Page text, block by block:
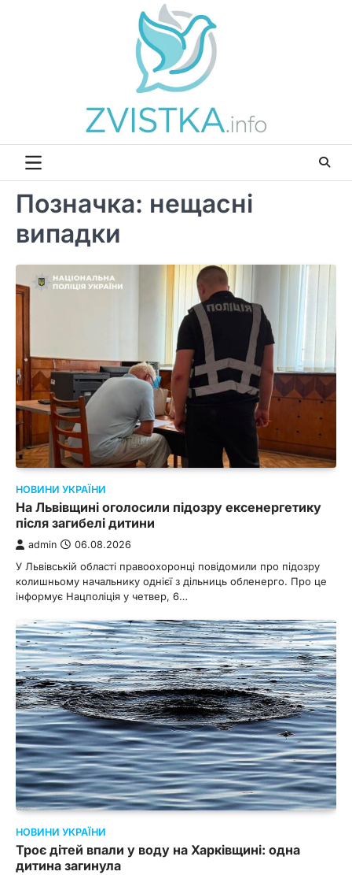
Позначка: нещасні
випадки
НОВИНИ УКРАЇНИ
На Львівщині оголосили підозру ексенергетику
після загибелі дитини
admin 06.08.2026
У Львівській області правоохоронці повідомили про підозру
колишньому начальнику однієї з дільниць обленерго. Про це
інформує Нацполіція у четвер, 6…
НОВИНИ УКРАЇНИ
Троє дітей впали у воду на Харківщині: одна
дитина загинула